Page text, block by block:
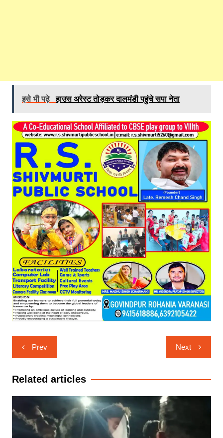
इसे भी पढ़े हाउस अरेस्ट तोड़कर दालमंडी पहुंचे सपा नेता
Post
navigation
Prev Next
Related articles